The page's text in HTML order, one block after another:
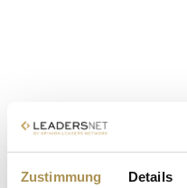
Zustimmung Details